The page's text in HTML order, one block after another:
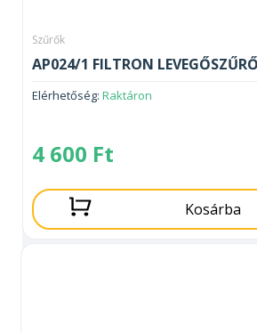
Szűrők
AP024/1 FILTRON LEVEGŐSZŰRŐ
Elérhetőség: Raktáron
4 600 Ft
Kosárba